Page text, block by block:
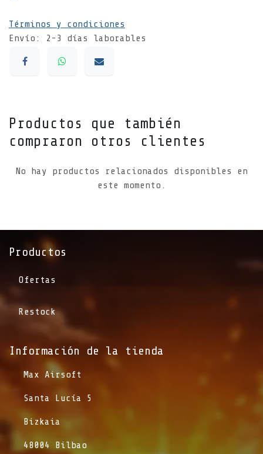
Términos y condiciones
Envío: 2-3 días laborables
Productos que también
compraron otros clientes
No hay productos relacionados disponibles en
este momento.
Productos
Ofertas
Restock
Información de la tienda​
​Max Airsoft
​Santa Lucía 5
​Bizkaia
​48004 Bilbao